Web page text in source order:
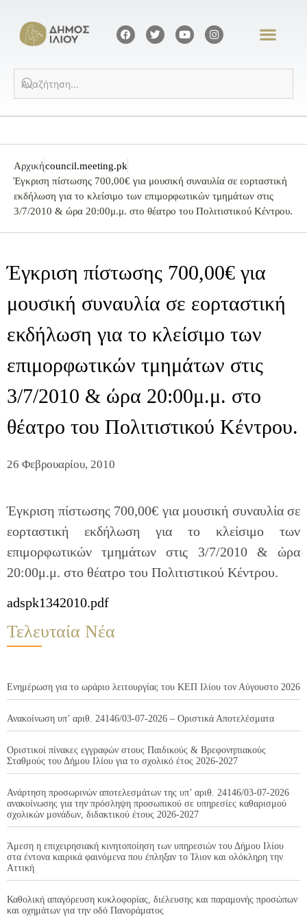
Αρχικήcouncil.meeting.pk
Έγκριση πίστωσης 700,00€ για μουσική συναυλία σε εορταστική
εκδήλωση για το κλείσιμο των επιμορφωτικών τμημάτων στις
3/7/2010 & ώρα 20:00μ.μ. στο θέατρο του Πολιτιστικού Κέντρου.
Έγκριση πίστωσης 700,00€ για
μουσική συναυλία σε εορταστική
εκδήλωση για το κλείσιμο των
επιμορφωτικών τμημάτων στις
3/7/2010 & ώρα 20:00μ.μ. στο
θέατρο του Πολιτιστικού Κέντρου.
26 Φεβρουαρίου, 2010
Έγκριση πίστωσης 700,00€ για μουσική συναυλία σε
εορταστική εκδήλωση για το κλείσιμο των
επιμορφωτικών τμημάτων στις 3/7/2010 & ώρα
20:00μ.μ. στο θέατρο του Πολιτιστικού Κέντρου.
adspk1342010.pdf
Τελευταία Νέα
Ενημέρωση για το ωράριο λειτουργίας του ΚΕΠ Ιλίου τον Αύγουστο 2026
Ανακοίνωση υπ’ αριθ. 24146/03-07-2026 – Οριστικά Αποτελέσματα
Οριστικοί πίνακες εγγραφών στους Παιδικούς & Βρεφονηπιακούς
Σταθμούς του Δήμου Ιλίου για το σχολικό έτος 2026-2027
Ανάρτηση προσωρινών αποτελεσμάτων της υπ’ αριθ. 24146/03-07-2026
ανακοίνωσης για την πρόσληψη προσωπικού σε υπηρεσίες καθαρισμού
σχολικών μονάδων, διδακτικού έτους 2026-2027
Άμεση η επιχειρησιακή κινητοποίηση των υπηρεσιών του Δήμου Ιλίου
στα έντονα καιρικά φαινόμενα που έπληξαν το Ίλιον και ολόκληρη την
Αττική
Καθολική απαγόρευση κυκλοφορίας, διέλευσης και παραμονής προσώπων
και οχημάτων για την οδό Πανοράματος